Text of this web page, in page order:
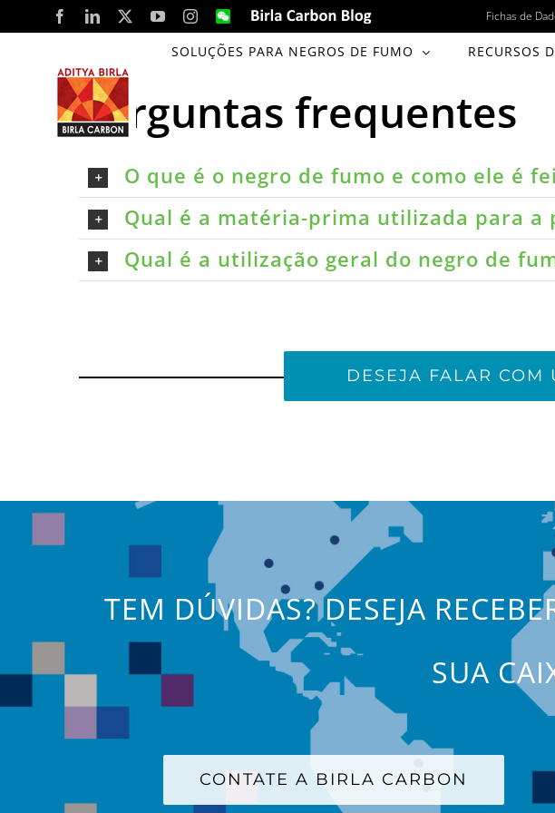
to
content
FacebookLinkedIn YouTubeInstagram
WeChatBirla
Carbon
Blog
Fichas de
SOLUÇÕES PARA NEGROS DE FUMO RECURSOS
Perguntas frequentes
O que é o negro de fumo e como ele é
Qual é a matéria-prima utilizada para a
Qual é a utilização geral do negro de
DESEJA FALAR COM
TEM DÚVIDAS? DESEJA
SUA
CONTATE A BIRLA CARBON